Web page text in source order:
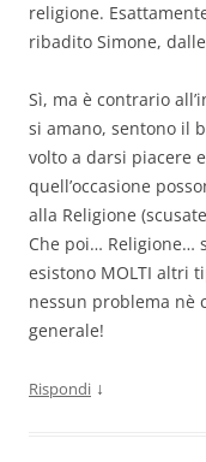
religione.
ribadito Simone,
Sì, ma è contrario
si amano, sentono il
volto a darsi piacere
quell’occasione
alla Religione
Che poi… Religione…
esistono MOLTI altri
nessun problema nè
generale!
Rispondi ↓